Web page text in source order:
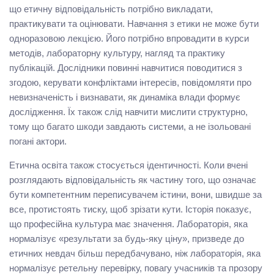
що етичну відповідальність потрібно викладати,
практикувати та оцінювати. Навчання з етики не може бути
одноразовою лекцією. Його потрібно впровадити в курси
методів, лабораторну культуру, нагляд та практику
публікацій. Дослідники повинні навчитися поводитися з
згодою, керувати конфліктами інтересів, повідомляти про
невизначеність і визнавати, як динаміка влади формує
дослідження. Їх також слід навчити мислити структурно,
тому що багато шкоди завдають системи, а не ізольовані
погані актори.
Етична освіта також стосується ідентичності. Коли вчені
розглядають відповідальність як частину того, що означає
бути компетентним переписувачем істини, вони, швидше за
все, протистоять тиску, щоб зрізати кути. Історія показує,
що професійна культура має значення. Лабораторія, яка
нормалізує «результати за будь-яку ціну», призведе до
етичних невдач більш передбачувано, ніж лабораторія, яка
нормалізує ретельну перевірку, повагу учасників та прозору